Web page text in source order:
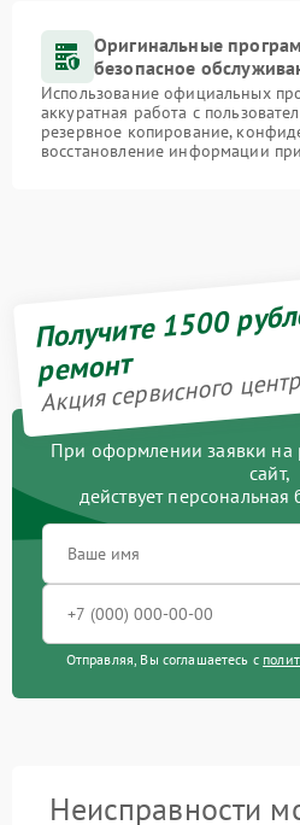
Оригинальные
безопасное
Использование официальных
аккуратная работа с
резервное копирование,
восстановление информации
Получите 1500
ремонт
Акция сервисного
При оформлении заявки на
сайт,
действует персональная
Отправляя, Вы соглашаетесь с
Неисправности